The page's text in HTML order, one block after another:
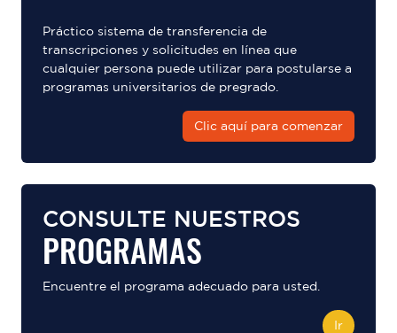
Práctico sistema de transferencia de
transcripciones y solicitudes en línea que
cualquier persona puede utilizar para postularse a
programas universitarios de pregrado.
Clic aquí para comenzar
CONSULTE NUESTROS
PROGRAMAS
Encuentre el programa adecuado para usted.
Ir